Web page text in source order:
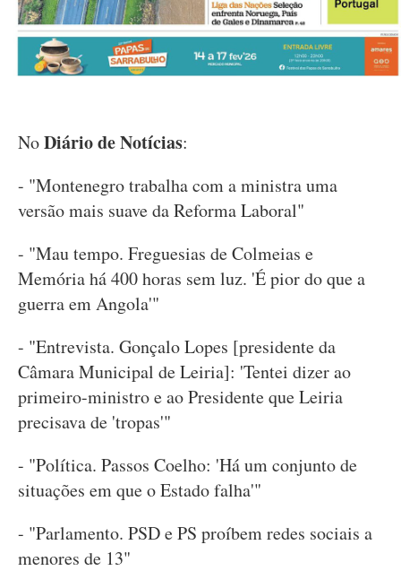
NoDiário de Notícias:
- "Montenegro trabalha com a ministra uma
versão mais suave da Reforma Laboral"
- "Mau tempo. Freguesias de Colmeias e
Memória há 400 horas sem luz. 'É pior do que a
guerra em Angola'"
- "Entrevista. Gonçalo Lopes [presidente da
Câmara Municipal de Leiria]: 'Tentei dizer ao
primeiro-ministro e ao Presidente que Leiria
precisava de 'tropas'"
- "Política. Passos Coelho: 'Há um conjunto de
situações em que o Estado falha'"
- "Parlamento. PSD e PS proíbem redes sociais a
menores de 13"